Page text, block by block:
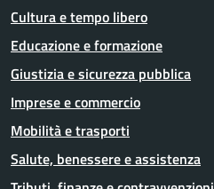
Cultura e tempo libero
Educazione e formazione
Giustizia e sicurezza pubblica
Imprese e commercio
Mobilità e trasporti
Salute, benessere e assistenza